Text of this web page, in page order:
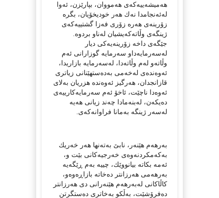
هەمیشەییەكەی هەمووان، بپارێزن، ئەوا
لەئەنجامدا نەك هەر خودیخۆیان، بگرە
زۆرینەی هەرە زۆری فەزا گشتییەكەی
ژینگەی وڵاتەكەیشیان لەناو بردوە.
جێگەی داخە زۆرینەیەكی دیار
لەسەرمایەداو سەرمایە گوزارانی ئەم
وڵاتەو لەم وڵاتەدا، لەسەرمایە بازاریدا،
ئەوەندەی لەخەمی بەدەستهێنانی زیاتری
قازانجدان، هەرگیز ئەوەندە هزریان بەلای
ئەوەدا ناچێت، ئاخۆ ئەم سەرمایەكارییەی
دەیكەن، لەبنەمادا چەند زیانی هەیە
لەسەر ژینگە بەمانا فراوانەكەی.
بەرهەم هێنەر، نابێ‌ بەتەنها هەر خەریك
بەكەمكردنەوەی خەرجیەكانی بێت و،
ئەمە بكاتە بیانووێك، چییە بەم ڕێگەیە
بەرهەمی هەرزانتر دەخاتە بازاڕەوەو،
كاڵاكانی لەبەرهەم هێنەرانی دی هەرزانتر
دەفرۆشێت، بەڵكو بەخاتری دەستگرتن